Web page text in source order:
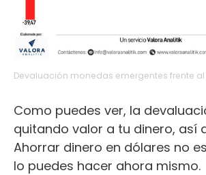
Devaluación monedas emergentes frente
Como puedes ver, la
quitando valor a tu dinero, así
Ahorrar dinero en dólares no
lo puedes hacer ahora mismo.